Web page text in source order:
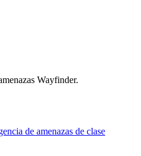
Wayfinder.
de amenazas de clase